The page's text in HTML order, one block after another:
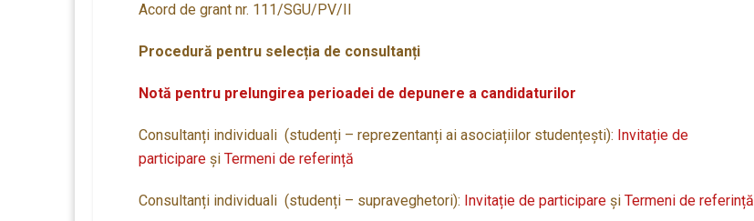
Acord de grant nr. 111/SGU/PV/II
Procedură pentru selecția de consultanți
Notă pentru prelungirea perioadei de depunere a candidaturilor
Consultanți individuali (studenți – reprezentanți ai asociațiilor studențești): Invitație de
participare și Termeni de referință
Consultanți individuali (studenți – supraveghetori): Invitație de participare și Termeni de referință